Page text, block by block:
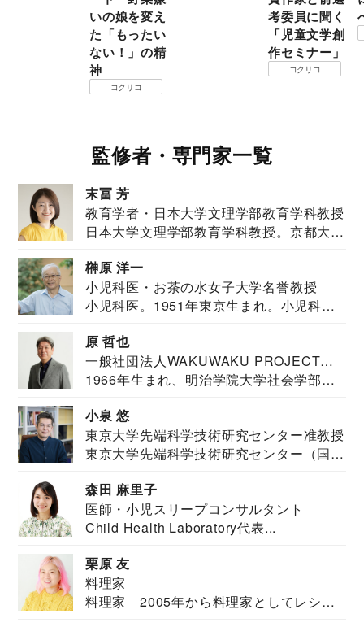
いの娘を変え
た「もったい
ない！」の精
神
コクリコ
考委員に聞く
「児童文学創
作セミナー」
コクリコ
監修者・専門家一覧
末冨 芳
教育学者・日本大学文理学部教育学科教授
日本大学文理学部教育学科教授。京都大学
榊原 洋一
小児科医・お茶の水女子大学名誉教授
小児科医。1951年東京生まれ。小児科
原 哲也
一般社団法人WAKUWAKU PROJECT
JAPAN代表・言語聴覚士・社会福祉士
1966年生まれ、明治学院大学社会学部福
小泉 悠
東京大学先端科学技術研究センター准教授
東京大学先端科学技術研究センター（国際
森田 麻里子
医師・小児スリープコンサルタント
Child Health Laboratory代表...
栗原 友
料理家
料理家 2005年から料理家としてレシピ